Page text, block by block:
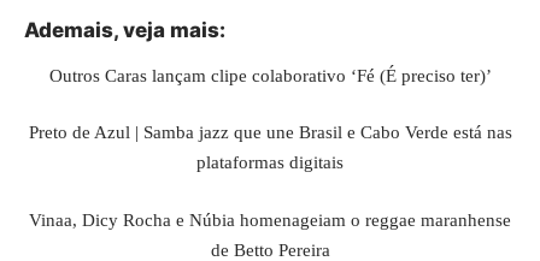
Ademais, veja mais:
Outros Caras lançam clipe colaborativo ‘Fé (É preciso ter)’
Preto de Azul | Samba jazz que une Brasil e Cabo Verde está nas
plataformas digitais
Vinaa, Dicy Rocha e Núbia homenageiam o reggae maranhense
de Betto Pereira